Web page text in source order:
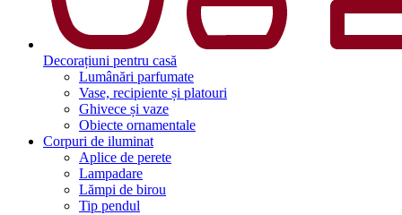
Decorațiuni pentru casă
Lumânări parfumate
Vase, recipiente și platouri
Ghivece și vaze
Obiecte ornamentale
Corpuri de iluminat
Aplice de perete
Lampadare
Lămpi de birou
Tip pendul